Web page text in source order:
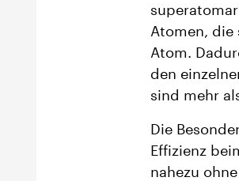
Atomen, die
Atom.
den
sind mehr
Die
Effizienz
nahezu